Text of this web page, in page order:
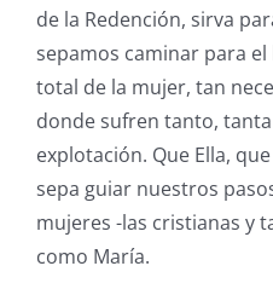
de la Redención, sirva
sepamos caminar para
total de la mujer, tan
donde sufren tanto,
explotación. Que Ella,
sepa guiar nuestros
mujeres -las cristianas y
como María.